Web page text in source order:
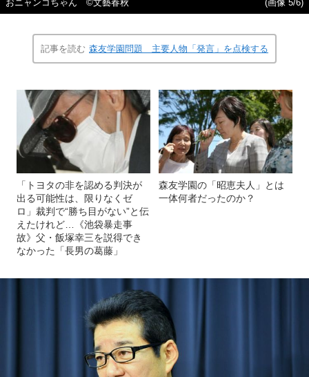
おニャンコちゃん ©文藝春秋 (画像 5/6)
記事を読む 森友学園問題 主要人物「発言」を点検する
「トヨタの非を認める判決が
出る可能性は、限りなくゼ
ロ」裁判で“勝ち目がない”と伝
えたけれど…《池袋暴走事
故》父・飯塚幸三を説得でき
なかった「長男の葛藤」
森友学園の「昭恵夫人」とは
一体何者だったのか？